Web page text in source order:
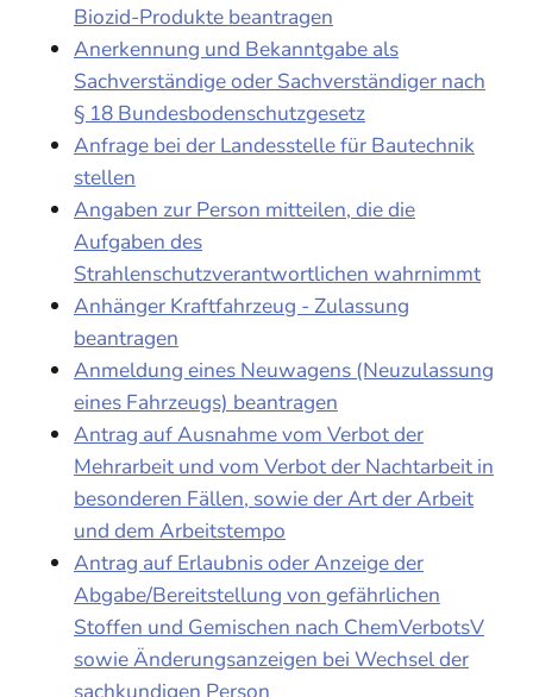
Biozid-Produkte beantragen
Anerkennung und Bekanntgabe als
Sachverständige oder Sachverständiger nach
§ 18 Bundesbodenschutzgesetz
Anfrage bei der Landesstelle für Bautechnik
stellen
Angaben zur Person mitteilen, die die
Aufgaben des
Strahlenschutzverantwortlichen wahrnimmt
Anhänger Kraftfahrzeug - Zulassung
beantragen
Anmeldung eines Neuwagens (Neuzulassung
eines Fahrzeugs) beantragen
Antrag auf Ausnahme vom Verbot der
Mehrarbeit und vom Verbot der Nachtarbeit in
besonderen Fällen, sowie der Art der Arbeit
und dem Arbeitstempo
Antrag auf Erlaubnis oder Anzeige der
Abgabe/Bereitstellung von gefährlichen
Stoffen und Gemischen nach ChemVerbotsV
sowie Änderungsanzeigen bei Wechsel der